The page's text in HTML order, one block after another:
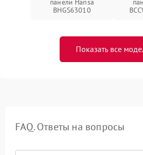
панели Hansa
BHGS63010
Показать все
FAQ. Ответы на вопросы